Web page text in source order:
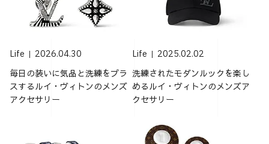
Life 2026.04.30
毎日の装いに気品と洗練をプラ
スするルイ・ヴィトンのメンズ
アクセサリー
Life 2025.02.02
洗練されたモダンルックを楽し
めるルイ・ヴィトンのメンズア
クセサリー